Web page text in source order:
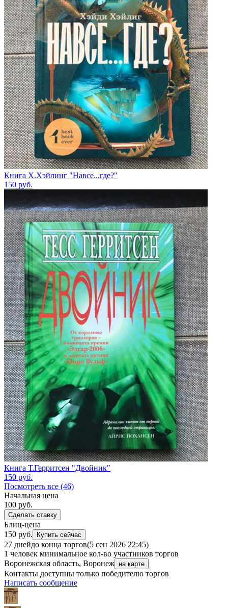
Книга Х.Хэйлинг "Навсе...где?"
150 руб.
Книга Т.Герритсен "Двойник"
150 руб.
Посмотреть все (46)
Начальная цена
100 руб.
Сделать ставку
Блиц-цена
150 руб.
Купить сейчас
27 днейдо конца торгов(5 сен 2026 22:45)
1 человек минимальное кол-во участников торгов
Воронежская область, Воронеж на карте
Контакты доступны только победителю торгов
Написать сообщение